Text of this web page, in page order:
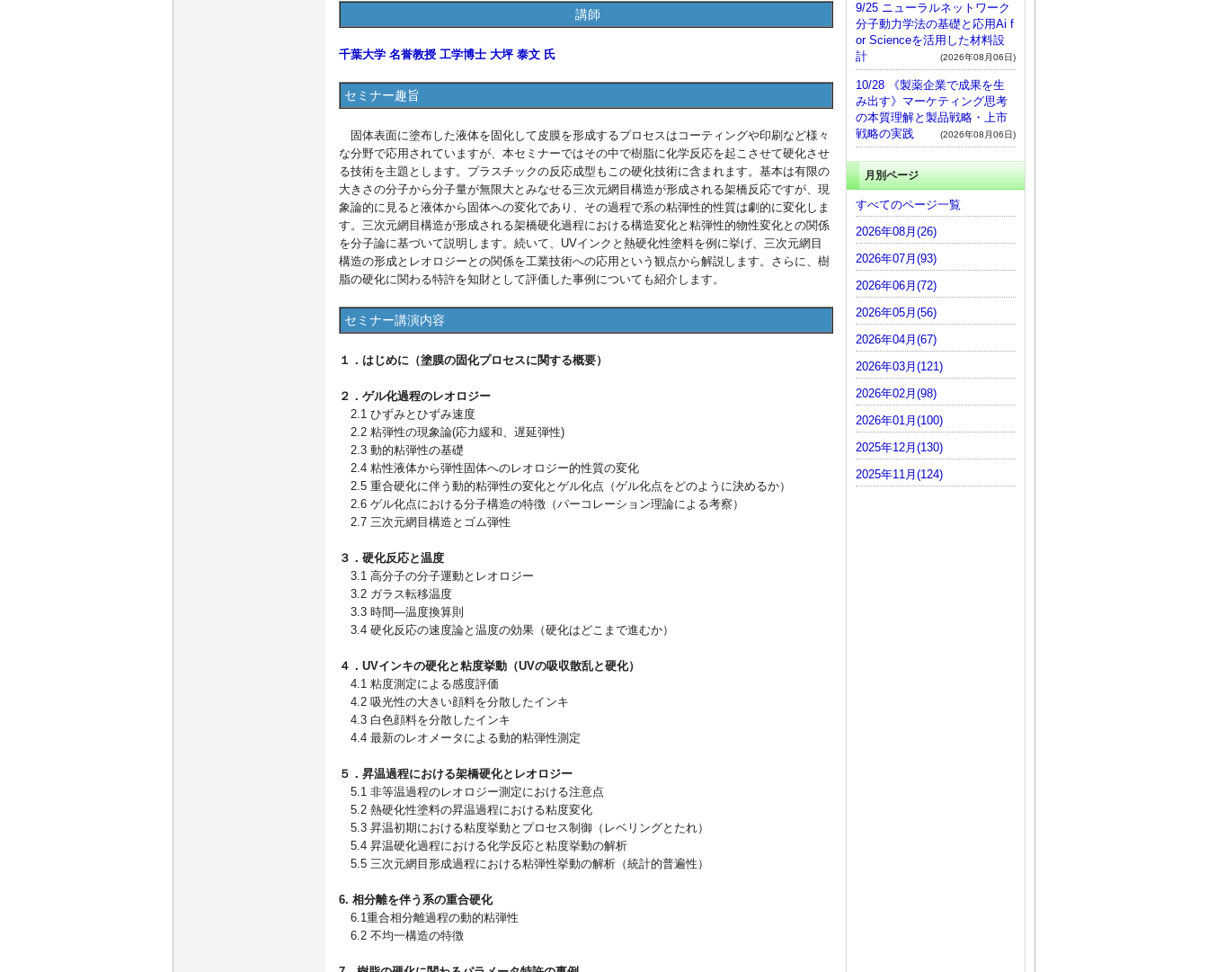
講師
千葉大学 名誉教授 工学博士 大坪 泰文 氏
セミナー趣旨
固体表面に塗布した液体を固化して皮膜を形成するプロセスはコーティングや印刷など様々
な分野で応用されていますが、本セミナーではその中で樹脂に化学反応を起こさせて硬化させ
る技術を主題とします。プラスチックの反応成型もこの硬化技術に含まれます。基本は有限の
大きさの分子から分子量が無限大とみなせる三次元網目構造が形成される架橋反応ですが、現
象論的に見ると液体から固体への変化であり、その過程で系の粘弾性的性質は劇的に変化しま
す。三次元網目構造が形成される架橋硬化過程における構造変化と粘弾性的物性変化との関係
を分子論に基づいて説明します。続いて、UVインクと熱硬化性塗料を例に挙げ、三次元網目
構造の形成とレオロジーとの関係を工業技術への応用という観点から解説します。さらに、樹
脂の硬化に関わる特許を知財として評価した事例についても紹介します。
セミナー講演内容
１．はじめに（塗膜の固化プロセスに関する概要）
２．ゲル化過程のレオロジー
2.1 ひずみとひずみ速度
2.2 粘弾性の現象論(応力緩和、遅延弾性)
2.3 動的粘弾性の基礎
2.4 粘性液体から弾性固体へのレオロジー的性質の変化
2.5 重合硬化に伴う動的粘弾性の変化とゲル化点（ゲル化点をどのように決めるか）
2.6 ゲル化点における分子構造の特徴（パーコレーション理論による考察）
2.7 三次元網目構造とゴム弾性
３．硬化反応と温度
3.1 高分子の分子運動とレオロジー
3.2 ガラス転移温度
3.3 時間—温度換算則
3.4 硬化反応の速度論と温度の効果（硬化はどこまで進むか）
４．UVインキの硬化と粘度挙動（UVの吸収散乱と硬化）
4.1 粘度測定による感度評価
4.2 吸光性の大きい顔料を分散したインキ
4.3 白色顔料を分散したインキ
4.4 最新のレオメータによる動的粘弾性測定
５．昇温過程における架橋硬化とレオロジー
5.1 非等温過程のレオロジー測定における注意点
5.2 熱硬化性塗料の昇温過程における粘度変化
5.3 昇温初期における粘度挙動とプロセス制御（レベリングとたれ）
5.4 昇温硬化過程における化学反応と粘度挙動の解析
5.5 三次元網目形成過程における粘弾性挙動の解析（統計的普遍性）
6. 相分離を伴う系の重合硬化
6.1重合相分離過程の動的粘弾性
6.2 不均一構造の特徴
9/25 ニューラルネットワーク
分子動力学法の基礎と応用Ai f
or Scienceを活用した材料設
計
(2026年08月06日)
10/28 《製薬企業で成果を生
み出す》マーケティング思考
の本質理解と製品戦略・上市
戦略の実践
(2026年08月06日)
月別ページ
すべてのページ一覧
2026年08月(26)
2026年07月(93)
2026年06月(72)
2026年05月(56)
2026年04月(67)
2026年03月(121)
2026年02月(98)
2026年01月(100)
2025年12月(130)
2025年11月(124)